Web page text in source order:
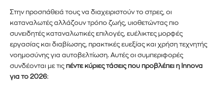
Στην προσπάθειά τους να διαχειριστούν το στρες, οι
καταναλωτές αλλάζουν τρόπο ζωής, υιοθετώντας πιο
συνειδητές καταναλωτικές επιλογές, ευέλικτες μορφές
εργασίας και διαβίωσης, πρακτικές ευεξίας και χρήση τεχνητής
νοημοσύνης για αυτοβελτίωση. Αυτές οι συμπεριφορές
συνδέονται με τις πέντε κύριες τάσεις που προβλέπει η Innova
για το 2026: